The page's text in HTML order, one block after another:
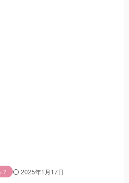
2025年1月17日